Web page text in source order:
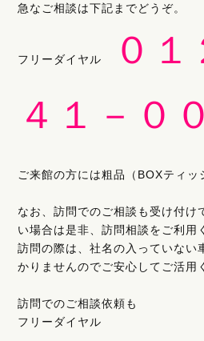
急なご相談は下記までどうぞ。
フリーダイヤル
０１
４１－０
ご来館の方には粗品（BOXティッ
なお、訪問でのご相談も受け付け
い場合は是非、訪問相談をご利用
訪問の際は、社名の入っていない
かりませんのでご安心してご活用
訪問でのご相談依頼も
フリーダイヤル